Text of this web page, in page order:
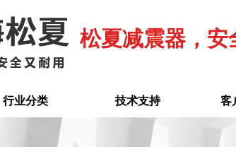
松夏减震器，安
行业分类 技术支持 客